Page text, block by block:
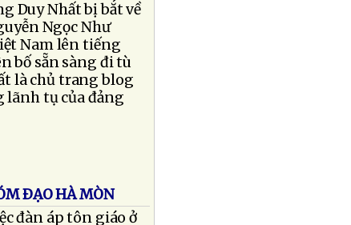
Duy Nhất bị bắt về
Ngọc Như
Nam lên tiếng
bố sẵn sàng đi tù
là chủ trang blog
tụ của đảng
ÐẠO HÀ MÒN
đàn áp tôn giáo ở